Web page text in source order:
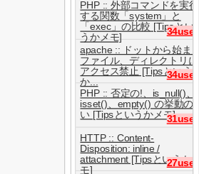
PHP :: 外部コマンドを実行
する関数「system」と
「exec」の比較 [Tipsとい
うかメモ]
34users
apache :: ドットから始まる
ファイル、ディレクトリに
アクセス禁止 [Tipsという
か...
34users
PHP :: 否定の!、is_null()、
isset()、empty() の挙動の違
い [Tipsというかメモ]31users
HTTP :: Content-
Disposition: inline /
attachment [Tipsというかメ
モ]
27users